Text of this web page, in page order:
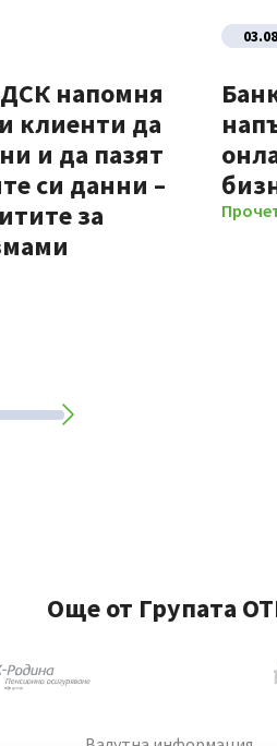
напомня
клиенти да
и да пазят
си данни –
за
Още от Групата